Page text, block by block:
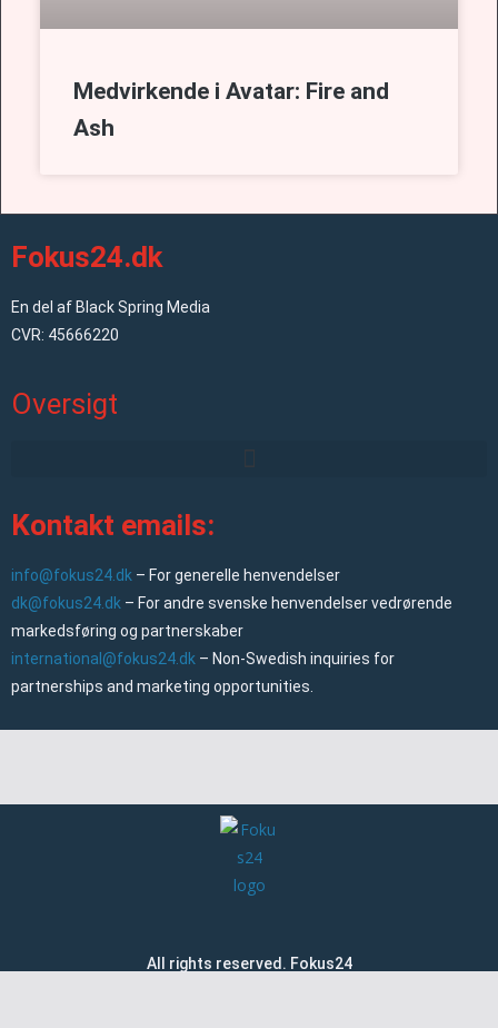
Medvirkende i Avatar: Fire and
Ash
Fokus24.dk
En del af Black Spring Media
CVR: 45666220
Oversigt
Kontakt emails:
info@fokus24.dk – For generelle henvendelser
dk@fokus24.dk – For andre svenske henvendelser vedrørende
markedsføring og partnerskaber
international@fokus24.dk – Non-Swedish inquiries for
partnerships and marketing opportunities.
All rights reserved. Fokus24